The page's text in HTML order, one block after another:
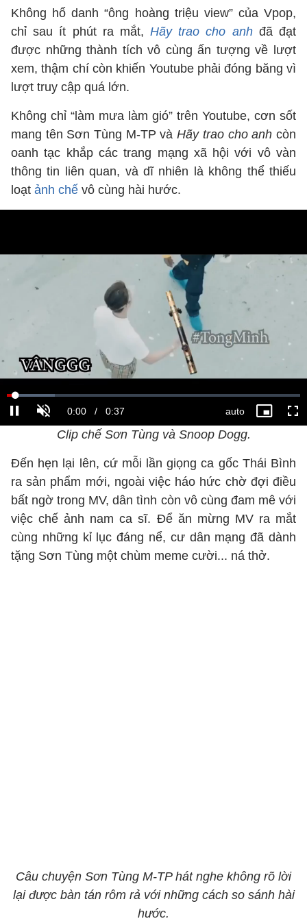
Không hổ danh “ông hoàng triệu view” của Vpop,
chỉ sau ít phút ra mắt,Hãy trao cho anhđã đạt
được những thành tích vô cùng ấn tượng về lượt
xem, thậm chí còn khiến Youtube phải đóng băng vì
lượt truy cập quá lớn.
Không chỉ “làm mưa làm gió” trên Youtube, cơn sốt
mang tên Sơn Tùng M-TP vàHãy trao cho anh còn
oanh tạc khắp các trang mạng xã hội với vô vàn
thông tin liên quan, và dĩ nhiên là không thể thiếu
loạt ảnh chế vô cùng hài hước.
Clip chế Sơn Tùng và Snoop Dogg.
Đến hẹn lại lên, cứ mỗi lần giọng ca gốc Thái Bình
ra sản phẩm mới, ngoài việc háo hức chờ đợi điều
bất ngờ trong MV, dân tình còn vô cùng đam mê với
việc chế ảnh nam ca sĩ. Để ăn mừng MV ra mắt
cùng những kỉ lục đáng nể, cư dân mạng đã dành
tặng Sơn Tùng một chùm meme cười... ná thở.
Câu chuyện Sơn Tùng M-TP hát nghe không rõ lời
lại được bàn tán rôm rả với những cách so sánh hài
hước.